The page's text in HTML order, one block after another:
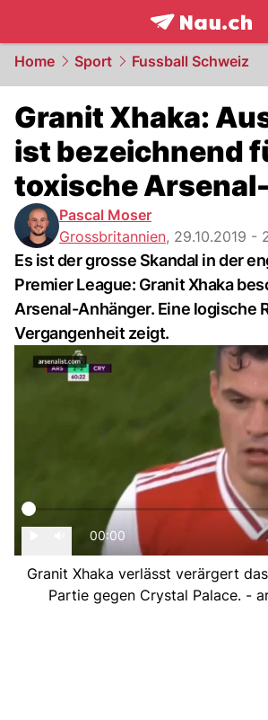
frontpage.
Home Sport Fussball Schweiz
Granit Xhaka:
ist bezeichnend
toxische
Pascal Moser
Grossbritannien, 29.10.2019 -
Es ist der grosse Skandal in der
Premier League: Granit Xhaka
Arsenal-Anhänger. Eine logische
Vergangenheit zeigt.
00:00
Granit Xhaka verlässt verärgert
Partie gegen Crystal Palace. -